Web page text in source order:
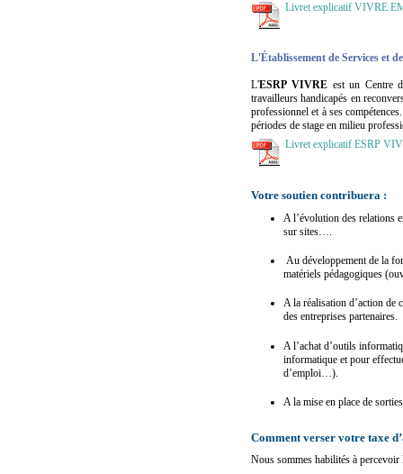
Livret explicatif VIVRE
L'Établissement de Services et
L'ESRP VIVRE est un Centre
travailleurs handicapés en
professionnel et à ses
périodes de stage en milieu
Livret explicatif ESRP
Votre soutien contribuera :
A l’évolution des relations
sur sites….
Au développement de la
matériels pédagogiques
A la réalisation d’action de
des entreprises partenaires.
A l’achat d’outils
informatique et pour
d’emploi…).
A la mise en place de
Comment verser votre taxe
Nous sommes habilités à percevoir